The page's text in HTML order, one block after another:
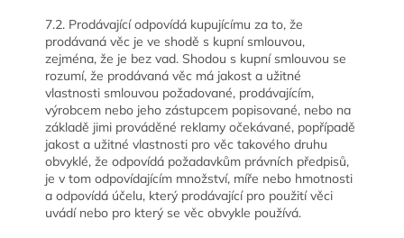
7.2. Prodávající odpovídá kupujícímu za to, že
prodávaná věc je ve shodě s kupní smlouvou,
zejména, že je bez vad. Shodou s kupní smlouvou se
rozumí, že prodávaná věc má jakost a užitné
vlastnosti smlouvou požadované, prodávajícím,
výrobcem nebo jeho zástupcem popisované, nebo na
základě jimi prováděné reklamy očekávané, popřípadě
jakost a užitné vlastnosti pro věc takového druhu
obvyklé, že odpovídá požadavkům právních předpisů,
je v tom odpovídajícím množství, míře nebo hmotnosti
a odpovídá účelu, který prodávající pro použití věci
uvádí nebo pro který se věc obvykle používá.